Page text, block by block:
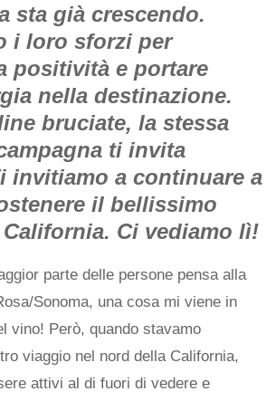
sta già crescendo.
i loro sforzi per
positività e portare
nella destinazione.
bruciate, la stessa
ti invita
invitiamo a continuare a
il bellissimo
Ci vediamo lì!
parte delle persone pensa alla
Sonoma, una cosa mi viene in
vino! Però, quando stavamo
viaggio nel nord della California,
attivi al di fuori di vedere e